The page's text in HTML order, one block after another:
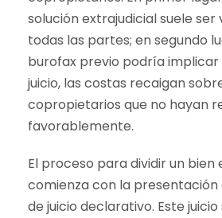
solución extrajudicial suele
todas las partes; en segundo
burofax previo podría implicar
juicio, las costas recaigan
copropietarios que no hayan
favorablemente.
El proceso para dividir un bien
comienza con la presentación
de juicio declarativo. Este